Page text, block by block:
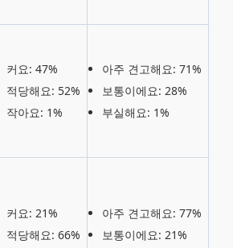
커요: 47%
적당해요: 52%
작아요: 1%
아주 견고해요: 71%
보통이에요: 28%
부실해요: 1%
커요: 21%
적당해요: 66%
아주 견고해요: 77%
보통이에요: 21%